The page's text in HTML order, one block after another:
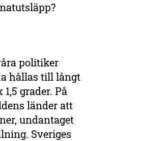
politiker
hållas till långt
grader. På
länder att
undantaget
Sveriges